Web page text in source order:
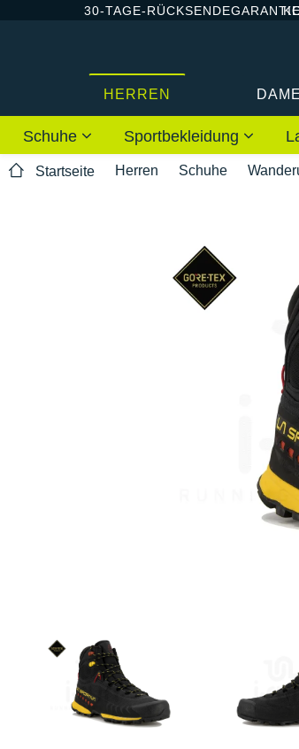
30-TAGE-
HERREN
Schuhe Sportbekleidung
Startseite Herren Schuhe